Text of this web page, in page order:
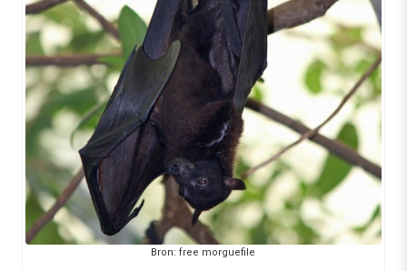
Bron: free morguefile